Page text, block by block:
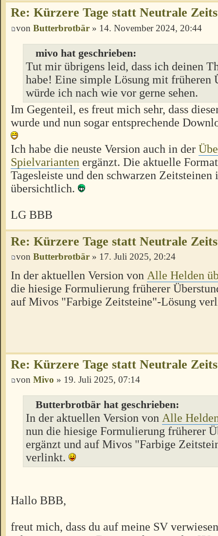
Re: Kürzere Tage statt Neutrale
von Butterbrotbär » 14. November 2024, 20:44
mivo hat geschrieben:
Tut mir übrigens leid, dass ich deinen
habe! Eine simple Lösung mit früheren
würde ich nach wie vor gerne sehen.
Im Gegenteil, es freut mich sehr, dass
wurde und nun sogar entsprechende
Ich habe die neuste Version auch in der
Spielvarianten ergänzt. Die aktuelle
Tagesleiste und den schwarzen Zeitsteinen
übersichtlich.
LG BBB
Re: Kürzere Tage statt Neutrale
von Butterbrotbär » 17. Juli 2025, 20:24
In der aktuellen Version von Alle Helden
die hiesige Formulierung früherer
auf Mivos "Farbige Zeitsteine"-Lösung
Re: Kürzere Tage statt Neutrale
von Mivo » 19. Juli 2025, 07:14
Butterbrotbär hat geschrieben:
In der aktuellen Version von Alle
nun die hiesige Formulierung früherer
ergänzt und auf Mivos "Farbige
verlinkt.
Hallo BBB,
freut mich, dass du auf meine SV